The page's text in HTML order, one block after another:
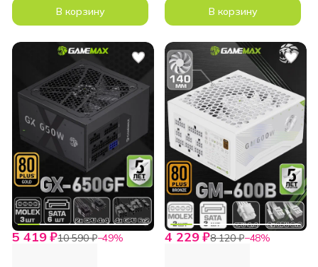
В корзину В корзину
5 419 ₽10 590 ₽−49% 4 229 ₽8 120 ₽−48%